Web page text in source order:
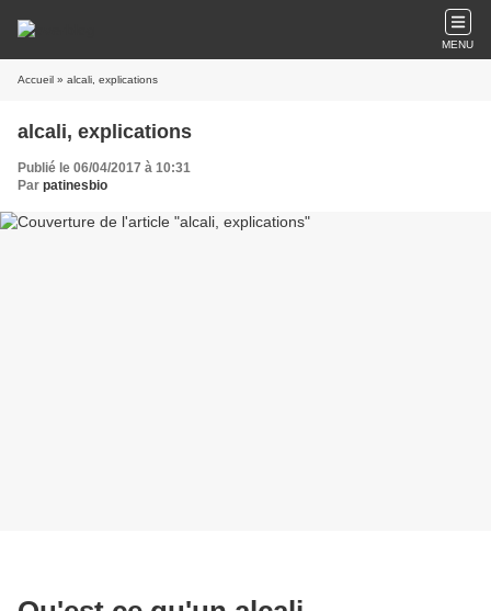
MENU
Accueil » alcali, explications
alcali, explications
Publié le 06/04/2017 à 10:31
Par patinesbio